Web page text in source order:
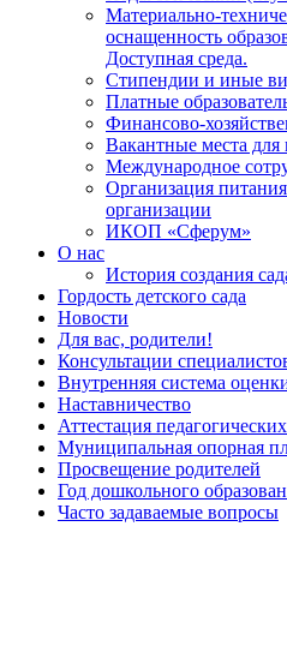
Материально-
оснащенность
Доступная среда.
Стипендии и иные
Платные
Финансово-
Вакантные места для
Международное
Организация
организации
ИКОП «Сферум»
О нас
История создания
Гордость детского сада
Новости
Для вас, родители!
Консультации
Внутренняя система
Наставничество
Аттестация
Муниципальная опорная
Просвещение родителей
Год дошкольного
Часто задаваемые вопросы